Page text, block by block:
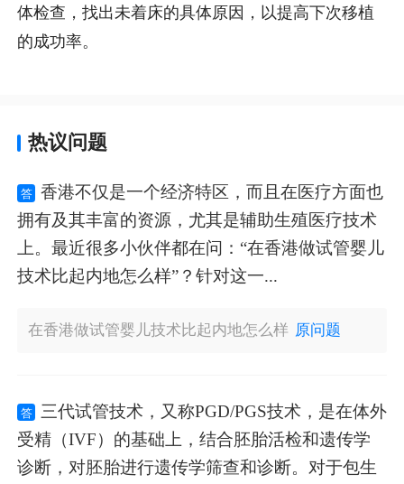
体检查，找出未着床的具体原因，以提高下次移植
的成功率。
热议问题
答
香港不仅是一个经济特区，而且在医疗方面也
拥有及其丰富的资源，尤其是辅助生殖医疗技术
上。最近很多小伙伴都在问：“在香港做试管婴儿
技术比起内地怎么样”？针对这一...
在香港做试管婴儿技术比起内地怎么样 原问题
答
三代试管技术，又称PGD/PGS技术，是在体外
受精（IVF）的基础上，结合胚胎活检和遗传学
诊断，对胚胎进行遗传学筛查和诊断。对于包生